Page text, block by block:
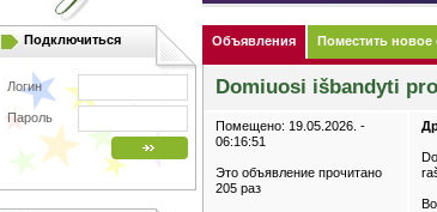
Подключиться
Логин
Пароль
Объявления Поместить
Domiuosi išbandyti
Помещено: 19.05.2026. -
06:16:51
Это объявление прочитано
205 раз